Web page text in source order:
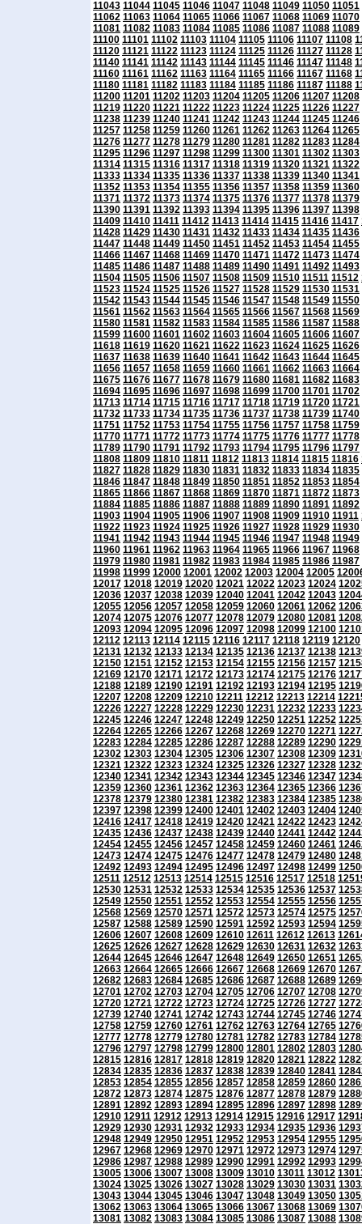
11043 11044 11045 11046 11047 11048 11049 11050 11051
11062 11063 11064 11065 11066 11067 11068 11069 11070
11081 11082 11083 11084 11085 11086 11087 11088 11089
11100 11101 11102 11103 11104 11105 11106 11107 11108
11120 11121 11122 11123 11124 11125 11126 11127 11128
11140 11141 11142 11143 11144 11145 11146 11147 11148
11160 11161 11162 11163 11164 11165 11166 11167 11168
11180 11181 11182 11183 11184 11185 11186 11187 11188
11200 11201 11202 11203 11204 11205 11206 11207 11208
11219 11220 11221 11222 11223 11224 11225 11226 11227
11238 11239 11240 11241 11242 11243 11244 11245 11246
11257 11258 11259 11260 11261 11262 11263 11264 11265
11276 11277 11278 11279 11280 11281 11282 11283 11284
11295 11296 11297 11298 11299 11300 11301 11302 11303
11314 11315 11316 11317 11318 11319 11320 11321 11322
11333 11334 11335 11336 11337 11338 11339 11340 11341
11352 11353 11354 11355 11356 11357 11358 11359 11360
11371 11372 11373 11374 11375 11376 11377 11378 11379
11390 11391 11392 11393 11394 11395 11396 11397 11398
11409 11410 11411 11412 11413 11414 11415 11416 11417
11428 11429 11430 11431 11432 11433 11434 11435 11436
11447 11448 11449 11450 11451 11452 11453 11454 11455
11466 11467 11468 11469 11470 11471 11472 11473 11474
11485 11486 11487 11488 11489 11490 11491 11492 11493
11504 11505 11506 11507 11508 11509 11510 11511 11512
11523 11524 11525 11526 11527 11528 11529 11530 11531
11542 11543 11544 11545 11546 11547 11548 11549 11550
11561 11562 11563 11564 11565 11566 11567 11568 11569
11580 11581 11582 11583 11584 11585 11586 11587 11588
11599 11600 11601 11602 11603 11604 11605 11606 11607
11618 11619 11620 11621 11622 11623 11624 11625 11626
11637 11638 11639 11640 11641 11642 11643 11644 11645
11656 11657 11658 11659 11660 11661 11662 11663 11664
11675 11676 11677 11678 11679 11680 11681 11682 11683
11694 11695 11696 11697 11698 11699 11700 11701 11702
11713 11714 11715 11716 11717 11718 11719 11720 11721
11732 11733 11734 11735 11736 11737 11738 11739 11740
11751 11752 11753 11754 11755 11756 11757 11758 11759
11770 11771 11772 11773 11774 11775 11776 11777 11778
11789 11790 11791 11792 11793 11794 11795 11796 11797
11808 11809 11810 11811 11812 11813 11814 11815 11816
11827 11828 11829 11830 11831 11832 11833 11834 11835
11846 11847 11848 11849 11850 11851 11852 11853 11854
11865 11866 11867 11868 11869 11870 11871 11872 11873
11884 11885 11886 11887 11888 11889 11890 11891 11892
11903 11904 11905 11906 11907 11908 11909 11910 11911
11922 11923 11924 11925 11926 11927 11928 11929 11930
11941 11942 11943 11944 11945 11946 11947 11948 11949
11960 11961 11962 11963 11964 11965 11966 11967 11968
11979 11980 11981 11982 11983 11984 11985 11986 11987
11998 11999 12000 12001 12002 12003 12004 12005
12017 12018 12019 12020 12021 12022 12023 12024
12036 12037 12038 12039 12040 12041 12042 12043
12055 12056 12057 12058 12059 12060 12061 12062
12074 12075 12076 12077 12078 12079 12080 12081
12093 12094 12095 12096 12097 12098 12099 12100
12112 12113 12114 12115 12116 12117 12118 12119 12120
12131 12132 12133 12134 12135 12136 12137 12138
12150 12151 12152 12153 12154 12155 12156 12157
12169 12170 12171 12172 12173 12174 12175 12176
12188 12189 12190 12191 12192 12193 12194 12195
12207 12208 12209 12210 12211 12212 12213 12214
12226 12227 12228 12229 12230 12231 12232 12233
12245 12246 12247 12248 12249 12250 12251 12252
12264 12265 12266 12267 12268 12269 12270 12271
12283 12284 12285 12286 12287 12288 12289 12290
12302 12303 12304 12305 12306 12307 12308 12309
12321 12322 12323 12324 12325 12326 12327 12328
12340 12341 12342 12343 12344 12345 12346 12347
12359 12360 12361 12362 12363 12364 12365 12366
12378 12379 12380 12381 12382 12383 12384 12385
12397 12398 12399 12400 12401 12402 12403 12404
12416 12417 12418 12419 12420 12421 12422 12423
12435 12436 12437 12438 12439 12440 12441 12442
12454 12455 12456 12457 12458 12459 12460 12461
12473 12474 12475 12476 12477 12478 12479 12480
12492 12493 12494 12495 12496 12497 12498 12499
12511 12512 12513 12514 12515 12516 12517 12518
12530 12531 12532 12533 12534 12535 12536 12537
12549 12550 12551 12552 12553 12554 12555 12556
12568 12569 12570 12571 12572 12573 12574 12575
12587 12588 12589 12590 12591 12592 12593 12594
12606 12607 12608 12609 12610 12611 12612 12613
12625 12626 12627 12628 12629 12630 12631 12632
12644 12645 12646 12647 12648 12649 12650 12651
12663 12664 12665 12666 12667 12668 12669 12670
12682 12683 12684 12685 12686 12687 12688 12689
12701 12702 12703 12704 12705 12706 12707 12708
12720 12721 12722 12723 12724 12725 12726 12727
12739 12740 12741 12742 12743 12744 12745 12746
12758 12759 12760 12761 12762 12763 12764 12765
12777 12778 12779 12780 12781 12782 12783 12784
12796 12797 12798 12799 12800 12801 12802 12803
12815 12816 12817 12818 12819 12820 12821 12822
12834 12835 12836 12837 12838 12839 12840 12841
12853 12854 12855 12856 12857 12858 12859 12860
12872 12873 12874 12875 12876 12877 12878 12879
12891 12892 12893 12894 12895 12896 12897 12898
12910 12911 12912 12913 12914 12915 12916 12917
12929 12930 12931 12932 12933 12934 12935 12936
12948 12949 12950 12951 12952 12953 12954 12955
12967 12968 12969 12970 12971 12972 12973 12974
12986 12987 12988 12989 12990 12991 12992 12993
13005 13006 13007 13008 13009 13010 13011 13012
13024 13025 13026 13027 13028 13029 13030 13031
13043 13044 13045 13046 13047 13048 13049 13050
13062 13063 13064 13065 13066 13067 13068 13069
13081 13082 13083 13084 13085 13086 13087 13088